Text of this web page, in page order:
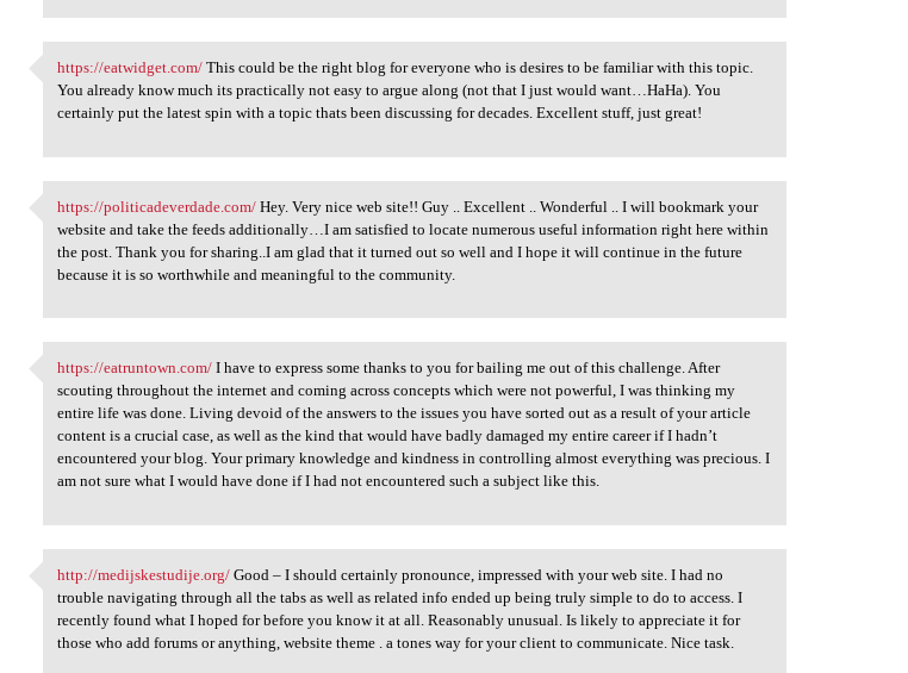
https://eatwidget.com/ This
https://eatwidget.com/ This could be the right blog for everyone who is desires to be familiar with this topic.
You already know much its practically not easy to argue along (not that I just would want…HaHa). You
certainly put the latest spin with a topic thats been discussing for decades. Excellent stuff, just great!
https://politicadeverdade.com
https://politicadeverdade.com/ Hey. Very nice web site!! Guy .. Excellent .. Wonderful .. I will bookmark your
website and take the feeds additionally…I am satisfied to locate numerous useful information right here within
the post. Thank you for sharing..I am glad that it turned out so well and I hope it will continue in the future
because it is so worthwhile and meaningful to the community.
https://eatruntown.com/ I
https://eatruntown.com/ I have to express some thanks to you for bailing me out of this challenge. After
scouting throughout the internet and coming across concepts which were not powerful, I was thinking my
entire life was done. Living devoid of the answers to the issues you have sorted out as a result of your article
content is a crucial case, as well as the kind that would have badly damaged my entire career if I hadn’t
encountered your blog. Your primary knowledge and kindness in controlling almost everything was precious. I
am not sure what I would have done if I had not encountered such a subject like this.
http://medijskestudije.org/
http://medijskestudije.org/ Good – I should certainly pronounce, impressed with your web site. I had no
trouble navigating through all the tabs as well as related info ended up being truly simple to do to access. I
recently found what I hoped for before you know it at all. Reasonably unusual. Is likely to appreciate it for
those who add forums or anything, website theme . a tones way for your client to communicate. Nice task.